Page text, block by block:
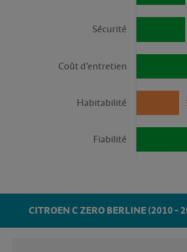
Sécurité
Coût d’entretien
Habitabilité
Fiabilité
CITROEN C ZERO BERLINE (2010 -